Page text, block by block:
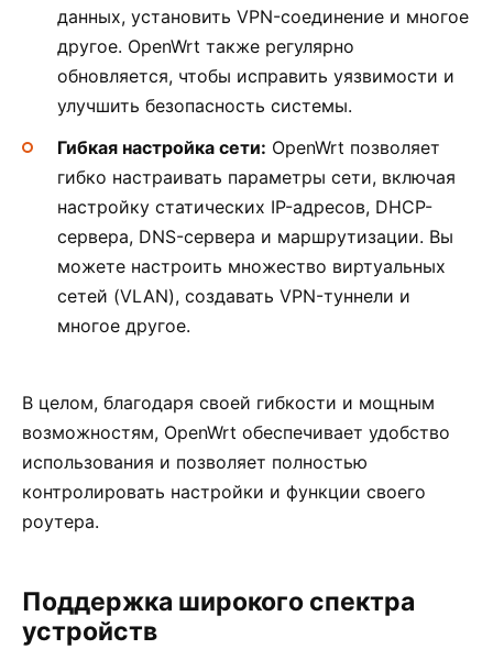
данных, установить VPN-соединение и многое
другое. OpenWrt также регулярно
обновляется, чтобы исправить уязвимости и
улучшить безопасность системы.
Гибкая настройка сети: OpenWrt позволяет
гибко настраивать параметры сети, включая
настройку статических IP-адресов, DHCP-
сервера, DNS-сервера и маршрутизации. Вы
можете настроить множество виртуальных
сетей (VLAN), создавать VPN-туннели и
многое другое.
В целом, благодаря своей гибкости и мощным
возможностям, OpenWrt обеспечивает удобство
использования и позволяет полностью
контролировать настройки и функции своего
роутера.
Поддержка широкого спектра
устройств